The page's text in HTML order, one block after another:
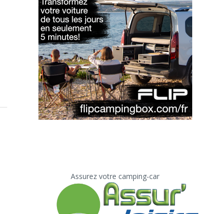
Assurez votre camping-car